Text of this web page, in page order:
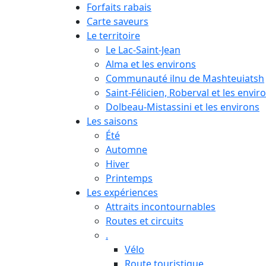
Forfaits rabais
Carte saveurs
Le territoire
Le Lac-Saint-Jean
Alma et les environs
Communauté ilnu de Mashteuiatsh
Saint-Félicien, Roberval et les
Dolbeau-Mistassini et les environs
Les saisons
Été
Automne
Hiver
Printemps
Les expériences
Attraits incontournables
Routes et circuits
.
Vélo